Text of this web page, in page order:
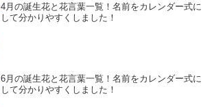
4月の誕生花と花言葉一覧！名前をカレンダー式に
して分かりやすくしました！
6月の誕生花と花言葉一覧！名前をカレンダー式に
して分かりやすくしました！